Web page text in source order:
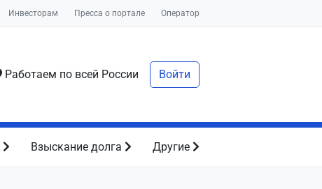
Инвесторам Пресса о портале Оператор
Работаем по всей России Войти
Взыскание долга Другие